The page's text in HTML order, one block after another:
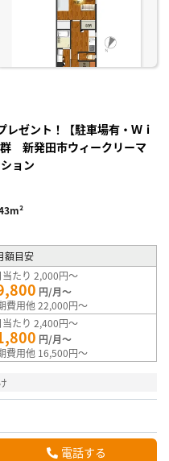
ゼント！【駐車場有・Ｗｉ
群 新発田市ウィークリーマ
ョン
額目安
当たり 2,000円～
円/月～
費用他 22,000円～
当たり 2,400円～
円/月～
費用他 16,500円～
電話する